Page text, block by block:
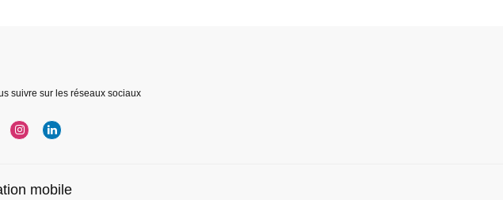
suivre sur les réseaux sociaux
mobile